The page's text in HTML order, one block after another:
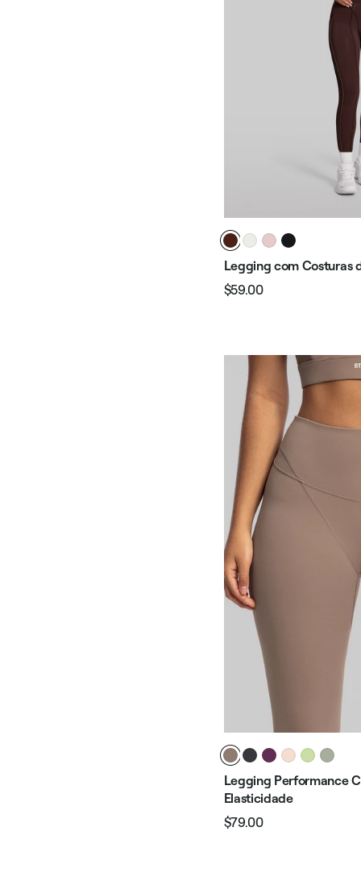
Legging com Costuras
Preço
$59.00
Legging Performance
Elasticidade
Preço
$79.00